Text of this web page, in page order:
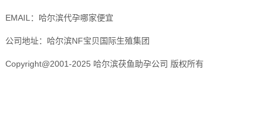
EMAIL：哈尔滨代孕哪家便宜
公司地址：哈尔滨NF宝贝国际生殖集团
Copyright@2001-2025 哈尔滨茯鱼助孕公司 版权所有